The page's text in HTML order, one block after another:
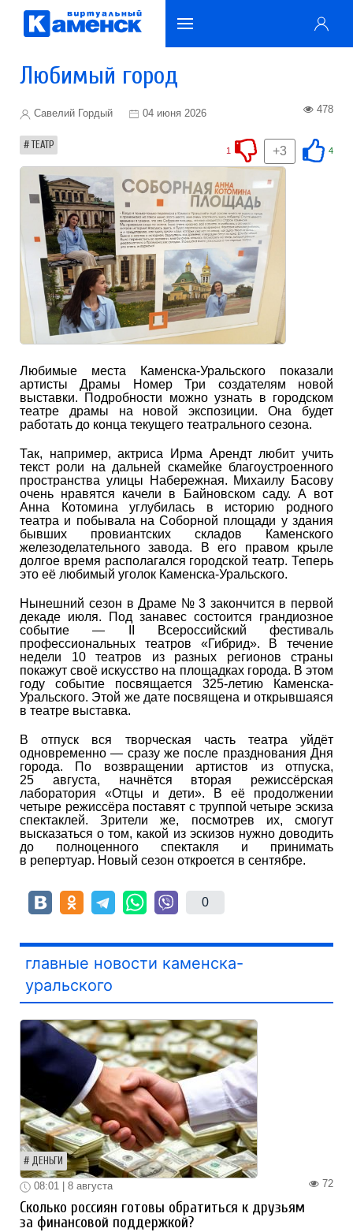
Любимый город
Савелий Гордый 04 июня 2026 478
ТЕАТР 4
+3
1
Любимые места Каменска-Уральского показали
артисты Драмы Номер Три создателям новой
выставки. Подробности можно узнать в городском
театре драмы на новой экспозиции. Она будет
работать до конца текущего театрального сезона.
Так, например, актриса Ирма Арендт любит учить
текст роли на дальней скамейке благоустроенного
пространства улицы Набережная. Михаилу Басову
очень нравятся качели в Байновском саду. А вот
Анна Котомина углубилась в историю родного
театра и побывала на Соборной площади у здания
бывших провиантских складов Каменского
железоделательного завода. В его правом крыле
долгое время располагался городской театр. Теперь
это её любимый уголок Каменска-Уральского.
Нынешний сезон в Драме № 3 закончится в первой
декаде июля. Под занавес состоится грандиозное
событие — II Всероссийский фестиваль
профессиональных театров «Гибрид». В течение
недели 10 театров из разных регионов страны
покажут своё искусство на площадках города. В этом
году событие посвящается 325-летию Каменска-
Уральского. Этой же дате посвящена и открывшаяся
в театре выставка.
В отпуск вся творческая часть театра уйдёт
одновременно — сразу же после празднования Дня
города. По возвращении артистов из отпуска,
25 августа, начнётся вторая режиссёрская
лаборатория «Отцы и дети». В её продолжении
четыре режиссёра поставят с труппой четыре эскиза
спектаклей. Зрители же, посмотрев их, смогут
высказаться о том, какой из эскизов нужно доводить
до полноценного спектакля и принимать
в репертуар. Новый сезон откроется в сентябре.
0
главные новости каменска-
уральского
ДЕНЬГИ
72
08:01 | 8 августа
Сколько россиян готовы обратиться к друзьям
за финансовой поддержкой?